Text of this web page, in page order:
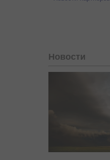
Новости